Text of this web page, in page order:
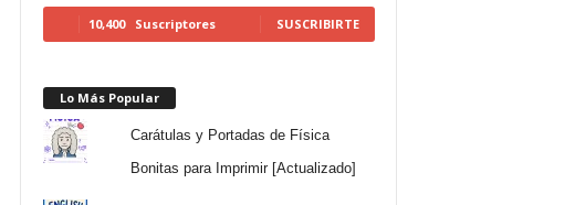
10,400 Suscriptores SUSCRIBIRTE
Lo Más Popular
Carátulas y Portadas de Física
Bonitas para Imprimir [Actualizado]